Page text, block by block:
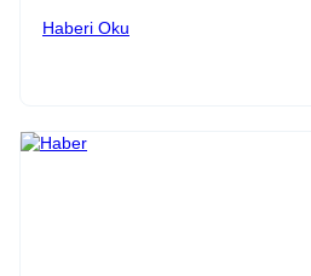
Haberi Oku